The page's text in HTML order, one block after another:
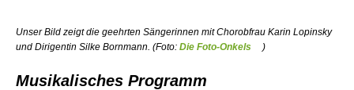
Unser Bild zeigt die geehrten Sängerinnen mit Chorobfrau Karin Lopinsky
und Dirigentin Silke Bornmann. (Foto: Die Foto-Onkels )
Musikalisches Programm